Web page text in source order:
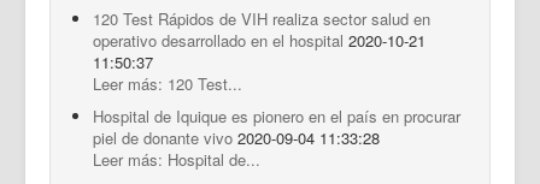
120 Test Rápidos de VIH realiza sector salud en
operativo desarrollado en el hospital 2020-10-21
11:50:37
Leer más: 120 Test...
Hospital de Iquique es pionero en el país en procurar
piel de donante vivo 2020-09-04 11:33:28
Leer más: Hospital de...